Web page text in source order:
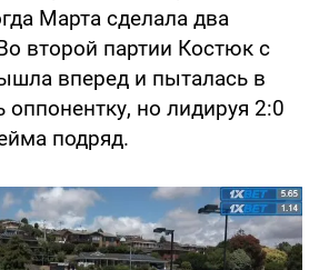
Марта сделала два
второй партии Костюк с
вперед и пыталась в
оппонентку, но лидируя 2:0
подряд.